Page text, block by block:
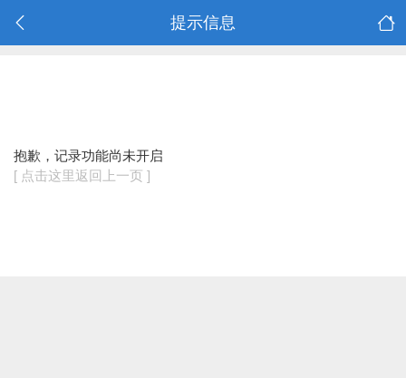
提示信息
抱歉，记录功能尚未开启
[ 点击这里返回上一页 ]